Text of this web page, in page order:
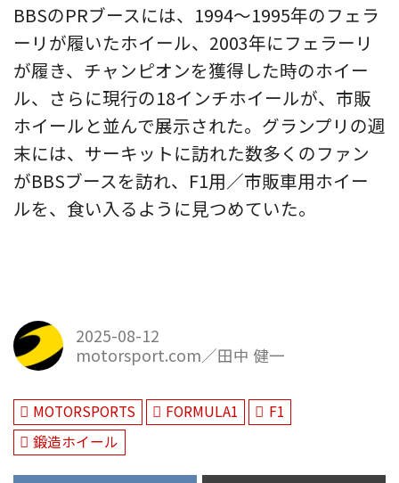
BBSのPRブースには、1994〜1995年のフェラ
ーリが履いたホイール、2003年にフェラーリ
が履き、チャンピオンを獲得した時のホイー
ル、さらに現行の18インチホイールが、市販
ホイールと並んで展示された。グランプリの週
末には、サーキットに訪れた数多くのファン
がBBSブースを訪れ、F1用／市販車用ホイー
ルを、食い入るように見つめていた。
2025-08-12
motorsport.com／田中 健一
MOTORSPORTS FORMULA1
F1
鍛造ホイール